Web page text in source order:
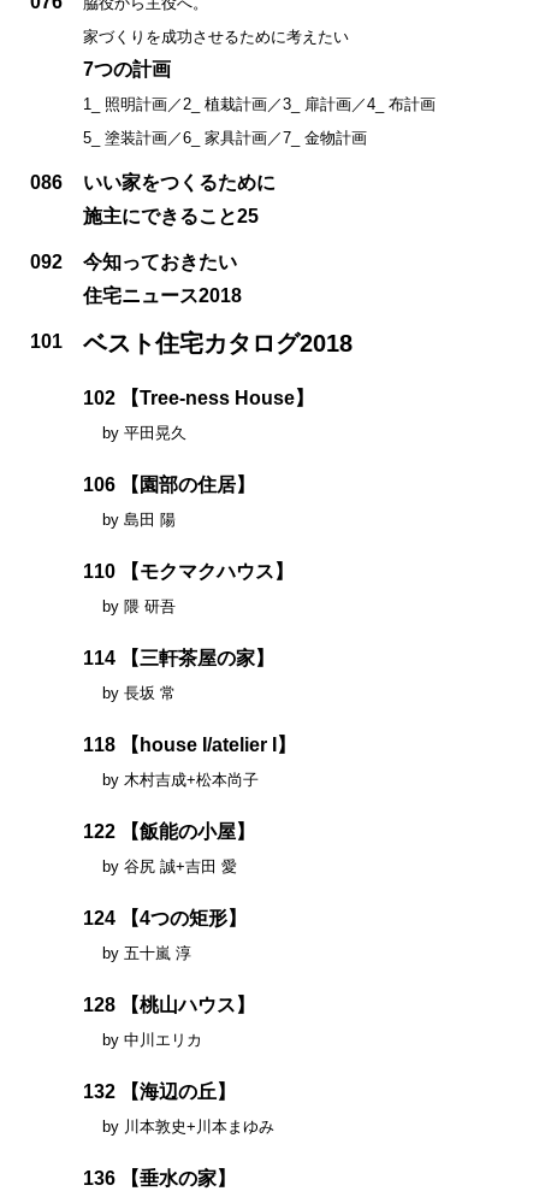
家づくりを成功させるために考えたい
7つの計画
1_ 照明計画／2_ 植栽計画／3_ 扉計画／4_ 布計画
5_ 塗装計画／6_ 家具計画／7_ 金物計画
086
いい家をつくるために
施主にできること25
092
今知っておきたい
住宅ニュース2018
101 ベスト住宅カタログ2018
102 【Tree-ness House】
by 平田晃久
106 【園部の住居】
by 島田 陽
110 【モクマクハウス】
by 隈 研吾
114 【三軒茶屋の家】
by 長坂 常
118 【house I/atelier I】
by 木村吉成+松本尚子
122 【飯能の小屋】
by 谷尻 誠+吉田 愛
124 【4つの矩形】
by 五十嵐 淳
128 【桃山ハウス】
by 中川エリカ
132 【海辺の丘】
by 川本敦史+川本まゆみ
136 【垂水の家】